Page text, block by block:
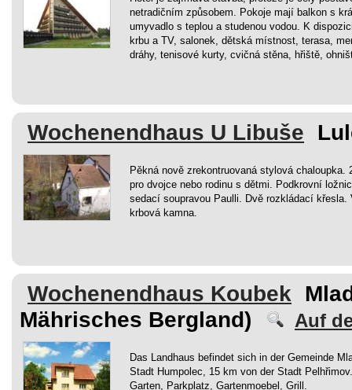
netradičním způsobem. Pokoje mají balkon s
umyvadlo s teplou a studenou vodou. K
krbu a TV, salonek, dětská místnost, terasa,
dráhy, tenisové kurty, cvičná stěna, hřiště,
Wochenendhaus U Libuše
Pěkná nově zrekontruovaná stylová
pro dvojce nebo rodinu s dětmi. Podkrovní
sedací soupravou Paulli. Dvě rozkládací
krbová kamna.
Wochenendhaus Koubek
Mährisches Bergland)
Auf
Das Landhaus befindet sich in der Gemeinde
Stadt Humpolec, 15 km von der Stadt
Garten, Parkplatz, Gartenmoebel, Grill.